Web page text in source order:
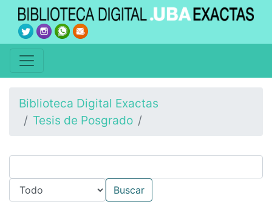
Biblioteca Digital Exactas
Tesis de Posgrado